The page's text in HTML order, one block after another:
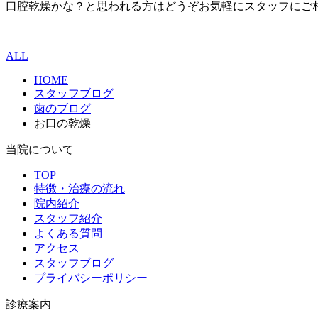
口腔乾燥かな？と思われる方はどうぞお気軽にスタッフにご
ALL
HOME
スタッフブログ
歯のブログ
お口の乾燥
当院について
TOP
特徴・治療の流れ
院内紹介
スタッフ紹介
よくある質問
アクセス
スタッフブログ
プライバシーポリシー
診療案内